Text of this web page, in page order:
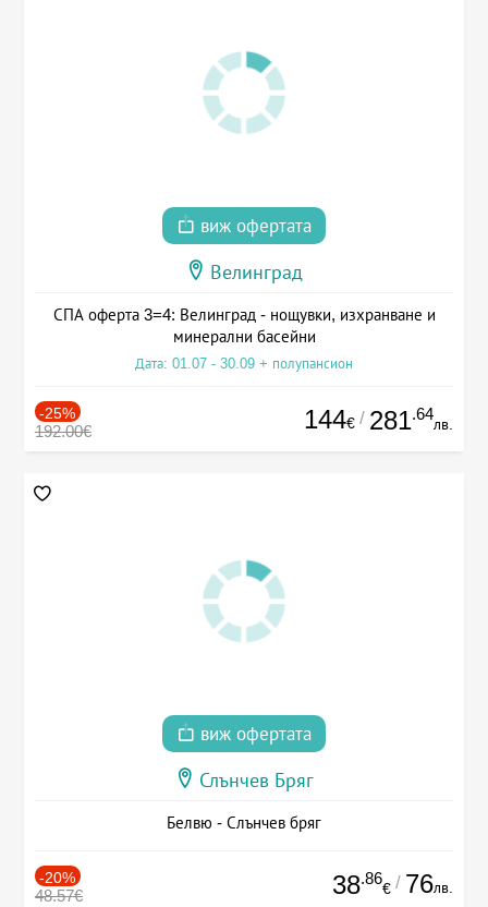
виж офертата
Велинград
СПА оферта 3=4: Велинград - нощувки, изхранване и
минерални басейни
Дата: 01.07 - 30.09 + полупансион
-25%
192.00€ 144€ / 281.64
лв.
виж офертата
Слънчев Бряг
Белвю - Слънчев бряг
-20%
48.57€ 38.86
€ / 76лв.